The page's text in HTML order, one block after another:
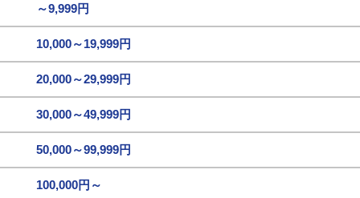
～9,999円
10,000～19,999円
20,000～29,999円
30,000～49,999円
50,000～99,999円
100,000円～